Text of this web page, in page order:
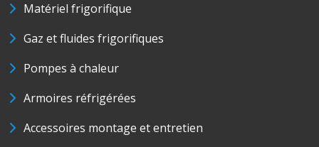
Matériel frigorifique
Gaz et fluides frigorifiques
Pompes à chaleur
Armoires réfrigérées
Accessoires montage et entretien